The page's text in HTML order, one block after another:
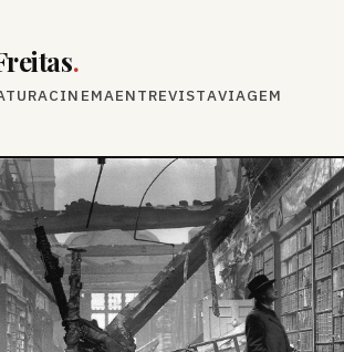
.
CINEMAENTREVISTAVIAGEM